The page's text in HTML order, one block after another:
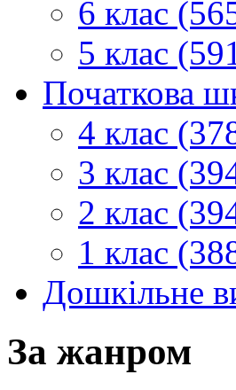
6 клас
5 клас
Початкова
4 клас
3 клас
2 клас
1 клас
Дошкільне
За жанром